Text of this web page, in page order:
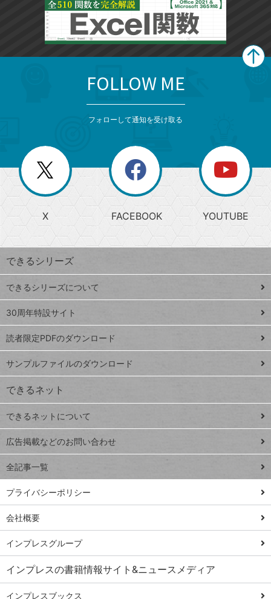
じ
る
search
検
索
上
昇
ワ
ー
ド
Google
スプレ
ッドシ
ート
iPhone
VLOOKUP
close
閉じ
る
閉
じ
る
ー
か
ら
探
す
ト
ッ
プ
ペ
ジ
連載
Excel Q&A
トイアンナ流仕
事術
ではじめる業務
の完全自動化
AI議事録作成術
Windows 11
Q&A
Teams踏み込み
活用術
FOLLOW ME
フォローして通知を受け取る
X FACEBOOK YOUTUBE
できるシリーズ
できるシリーズについて
30周年特設サイト
読者限定PDFのダウンロード
サンプルファイルのダウンロード
できるネット
できるネットについて
広告掲載などのお問い合わせ
全記事一覧
プライバシーポリシー
会社概要
インプレスグループ
インプレスの書籍情報サイト&ニュースメディア
インプレスブックス